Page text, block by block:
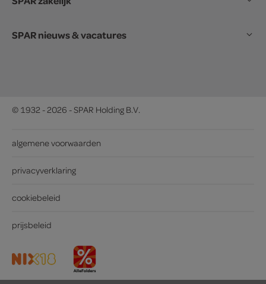
SPAR nieuws & vacatures
© 1932 - 2026 - SPAR Holding B.V.
algemene voorwaarden
privacyverklaring
cookiebeleid
prijsbeleid